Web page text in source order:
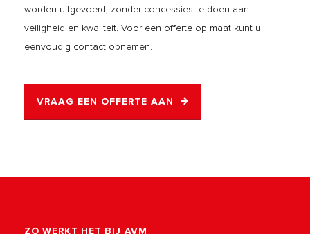
worden uitgevoerd, zonder concessies te doen aan
veiligheid en kwaliteit. Voor een offerte op maat kunt u
eenvoudig contact opnemen.
VRAAG EEN OFFERTE AAN
ZO WERKT HET BIJ AVM